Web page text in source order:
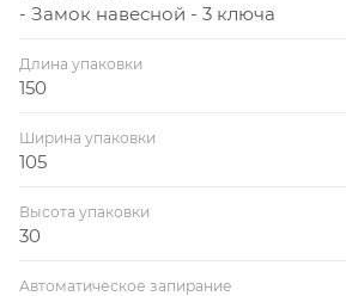
- Замок навесной - 3 ключа
Длина упаковки
150
Ширина упаковки
105
Высота упаковки
30
Автоматическое запирание